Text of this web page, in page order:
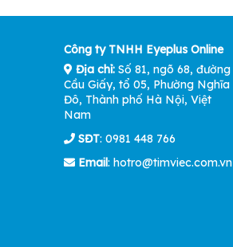
Công ty TNHH Eyeplus Online
Địa chỉ: Số 81, ngõ 68, đường
Cầu Giấy, tổ 05, Phường Nghĩa
Đô, Thành phố Hà Nội, Việt
Nam
SĐT: 0981 448 766
Email: hotro@timviec.com.vn